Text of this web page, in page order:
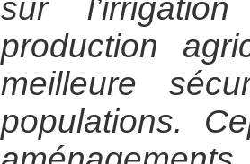
sur
production
meilleure
populations.